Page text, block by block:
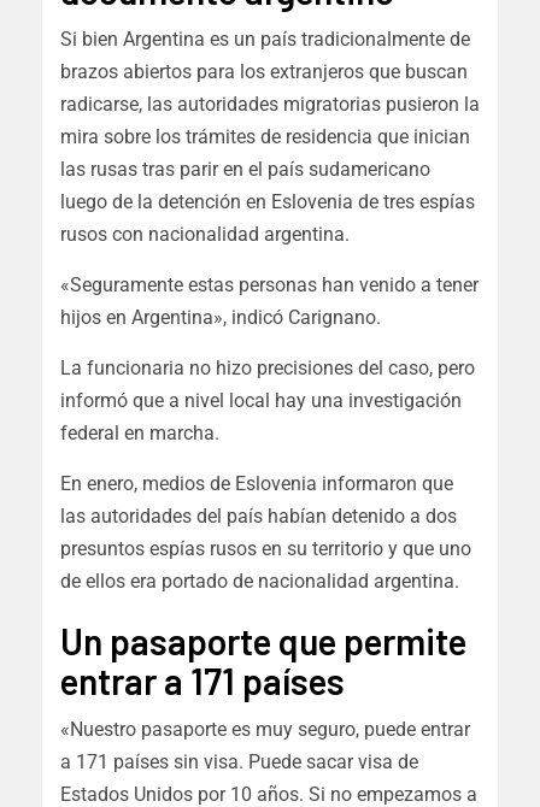
Si bien Argentina es un país tradicionalmente de
brazos abiertos para los extranjeros que buscan
radicarse, las autoridades migratorias pusieron la
mira sobre los trámites de residencia que inician
las rusas tras parir en el país sudamericano
luego de la detención en Eslovenia de tres espías
rusos con nacionalidad argentina.
«Seguramente estas personas han venido a tener
hijos en Argentina», indicó Carignano.
La funcionaria no hizo precisiones del caso, pero
informó que a nivel local hay una investigación
federal en marcha.
En enero, medios de Eslovenia informaron que
las autoridades del país habían detenido a dos
presuntos espías rusos en su territorio y que uno
de ellos era portado de nacionalidad argentina.
Un pasaporte que permite
entrar a 171 países
«Nuestro pasaporte es muy seguro, puede entrar
a 171 países sin visa. Puede sacar visa de
Estados Unidos por 10 años. Si no empezamos a